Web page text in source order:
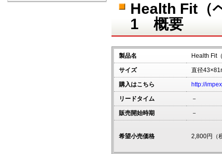
Health Fit（
1 概要
製品名 Health Fit
サイズ 直径
購入はこちら http://
リードタイム －
販売開始時期 －
希望小売価格 2,800円（